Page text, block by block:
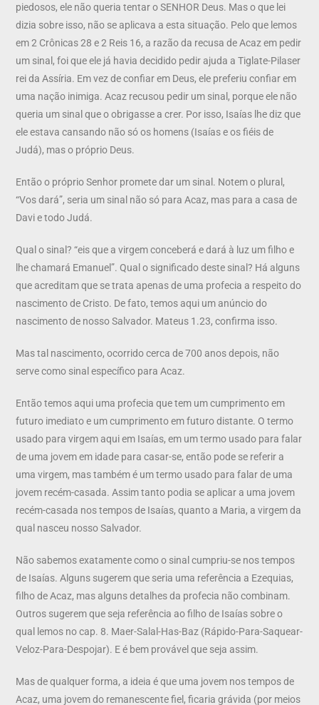
piedosos, ele não queria tentar o SENHOR Deus. Mas o que lei
dizia sobre isso, não se aplicava a esta situação. Pelo que lemos
em 2 Crônicas 28 e 2 Reis 16, a razão da recusa de Acaz em pedir
um sinal, foi que ele já havia decidido pedir ajuda a Tiglate-Pilaser
rei da Assíria. Em vez de confiar em Deus, ele preferiu confiar em
uma nação inimiga. Acaz recusou pedir um sinal, porque ele não
queria um sinal que o obrigasse a crer. Por isso, Isaías lhe diz que
ele estava cansando não só os homens (Isaías e os fiéis de
Judá), mas o próprio Deus.
Então o próprio Senhor promete dar um sinal. Notem o plural,
“Vos dará”, seria um sinal não só para Acaz, mas para a casa de
Davi e todo Judá.
Qual o sinal? “eis que a virgem conceberá e dará à luz um filho e
lhe chamará Emanuel”. Qual o significado deste sinal? Há alguns
que acreditam que se trata apenas de uma profecia a respeito do
nascimento de Cristo. De fato, temos aqui um anúncio do
nascimento de nosso Salvador. Mateus 1.23, confirma isso.
Mas tal nascimento, ocorrido cerca de 700 anos depois, não
serve como sinal específico para Acaz.
Então temos aqui uma profecia que tem um cumprimento em
futuro imediato e um cumprimento em futuro distante. O termo
usado para virgem aqui em Isaías, em um termo usado para falar
de uma jovem em idade para casar-se, então pode se referir a
uma virgem, mas também é um termo usado para falar de uma
jovem recém-casada. Assim tanto podia se aplicar a uma jovem
recém-casada nos tempos de Isaías, quanto a Maria, a virgem da
qual nasceu nosso Salvador.
Não sabemos exatamente como o sinal cumpriu-se nos tempos
de Isaías. Alguns sugerem que seria uma referência a Ezequias,
filho de Acaz, mas alguns detalhes da profecia não combinam.
Outros sugerem que seja referência ao filho de Isaías sobre o
qual lemos no cap. 8. Maer-Salal-Has-Baz (Rápido-Para-Saquear-
Veloz-Para-Despojar). E é bem provável que seja assim.
Mas de qualquer forma, a ideia é que uma jovem nos tempos de
Acaz, uma jovem do remanescente fiel, ficaria grávida (por meios